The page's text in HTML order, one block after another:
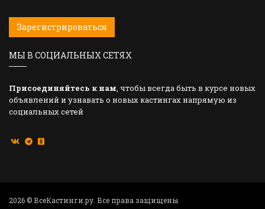
Зарегистрироваться
МЫ В СОЦИАЛЬНЫХ СЕТЯХ
Присоединяйтесь к нам, чтобы всегда быть в курсе новых
объявлений и узнавать о новых кастингах напрямую из
социальных сетей
2026 © ВсеКастинги.ру. Все права защищены